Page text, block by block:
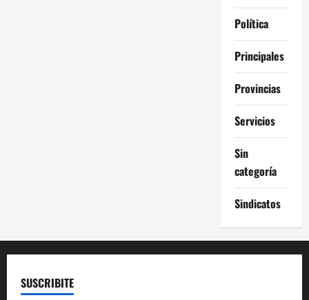
Política
Principales
Provincias
Servicios
Sin
categoría
Sindicatos
SUSCRIBITE